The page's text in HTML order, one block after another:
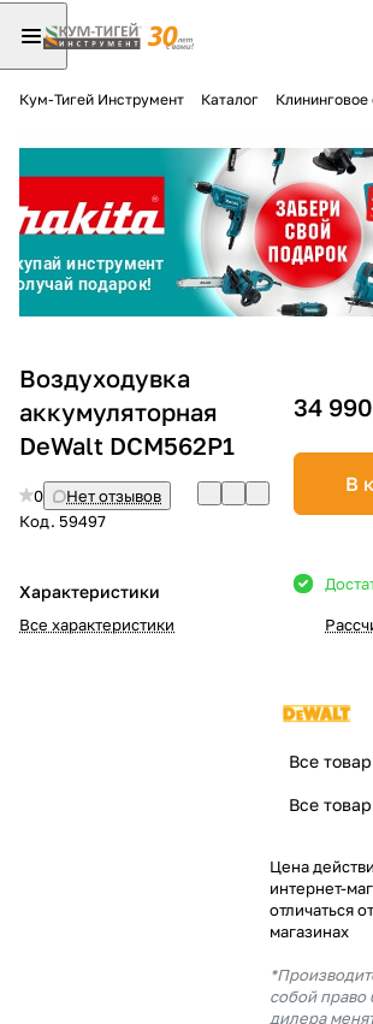
Кум-Тигей Инструмент Каталог
Воздуходувка
аккумуляторная
DeWalt DCM562P1
0
Нет отзывов
Код. 59497
Характеристики
Все характеристики
34
В
Все
Все
Цена
интернет-
отличаться
магазинах
собой право
дилера
Разбейте
оплатуна части
без переплат
График платежей
Сегодня
в корзину
% картой любого банка
% будут
с вашей карты